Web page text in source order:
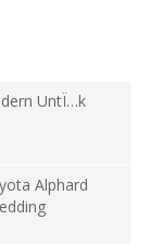
UntÏ…k
Alphard